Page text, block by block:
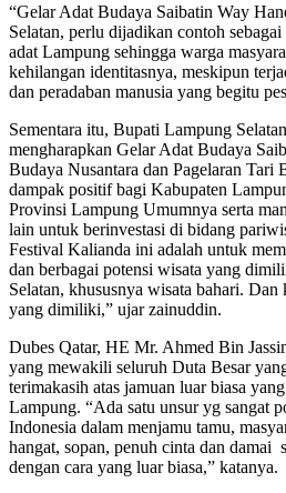
“Gelar Adat Budaya Saibatin Way
Selatan, perlu dijadikan contoh
adat Lampung sehingga warga
kehilangan identitasnya, meskipun
dan peradaban manusia yang begitu
Sementara itu, Bupati Lampung
mengharapkan Gelar Adat Budaya
Budaya Nusantara dan Pagelaran Tari
dampak positif bagi Kabupaten
Provinsi Lampung Umumnya serta
lain untuk berinvestasi di bidang
Festival Kalianda ini adalah untuk
dan berbagai potensi wisata yang
Selatan, khususnya wisata bahari. Dan
yang dimiliki,” ujar zainuddin.
Dubes Qatar, HE Mr. Ahmed Bin
yang mewakili seluruh Duta Besar
terimakasih atas jamuan luar biasa
Lampung. “Ada satu unsur yg sangat
Indonesia dalam menjamu tamu,
hangat, sopan, penuh cinta dan damai
dengan cara yang luar biasa,” katanya.